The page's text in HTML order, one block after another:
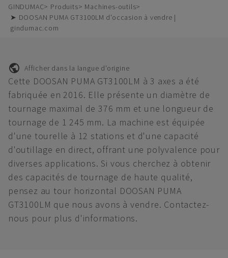
GINDUMAC Produits
Machines-outils
➤ DOOSAN PUMA GT3100LM d'occasion à vendre |
gindumac.com
Afficher dans la langue d'origine
Cette DOOSAN PUMA GT3100LM à 3 axes a été
fabriquée en 2016. Elle présente un diamètre de
tournage maximal de 376 mm et une longueur de
tournage de 1 245 mm. La machine est équipée
d'une tourelle à 12 stations et d'une capacité
d'outillage en direct, offrant une polyvalence pour
diverses applications. Si vous cherchez à obtenir
des capacités de tournage de haute qualité,
pensez au tour horizontal DOOSAN PUMA
GT3100LM que nous avons à vendre. Contactez-
nous pour plus d'informations.